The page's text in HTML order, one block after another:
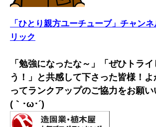
「ひとり親方ユーチューブ」チャン
リック
「勉強になったな～」「ぜひトライ
う！」と共感して下さった皆様！
ってランクアップのご協力をお願い
(｀･ω･´)ゞ